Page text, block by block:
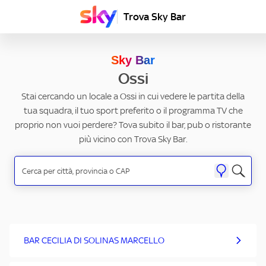
Trova Sky Bar
Sky Bar
Ossi
Stai cercando un locale a Ossi in cui vedere le partita della
tua squadra, il tuo sport preferito o il programma TV che
proprio non vuoi perdere? Tova subito il bar, pub o ristorante
più vicino con Trova Sky Bar.
BAR CECILIA DI SOLINAS MARCELLO